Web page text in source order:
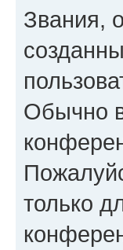
Звания,
Обычно
только